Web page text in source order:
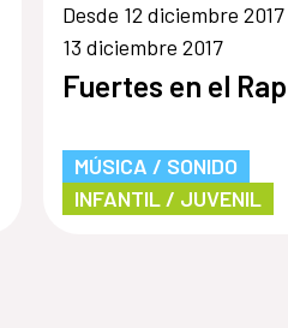
Desde 12 diciembre
13 diciembre 2017
Fuertes en el Rap
MÚSICA / SONIDO
INFANTIL / JUVENIL